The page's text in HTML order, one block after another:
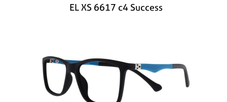
EL XS 6617 c4 Success